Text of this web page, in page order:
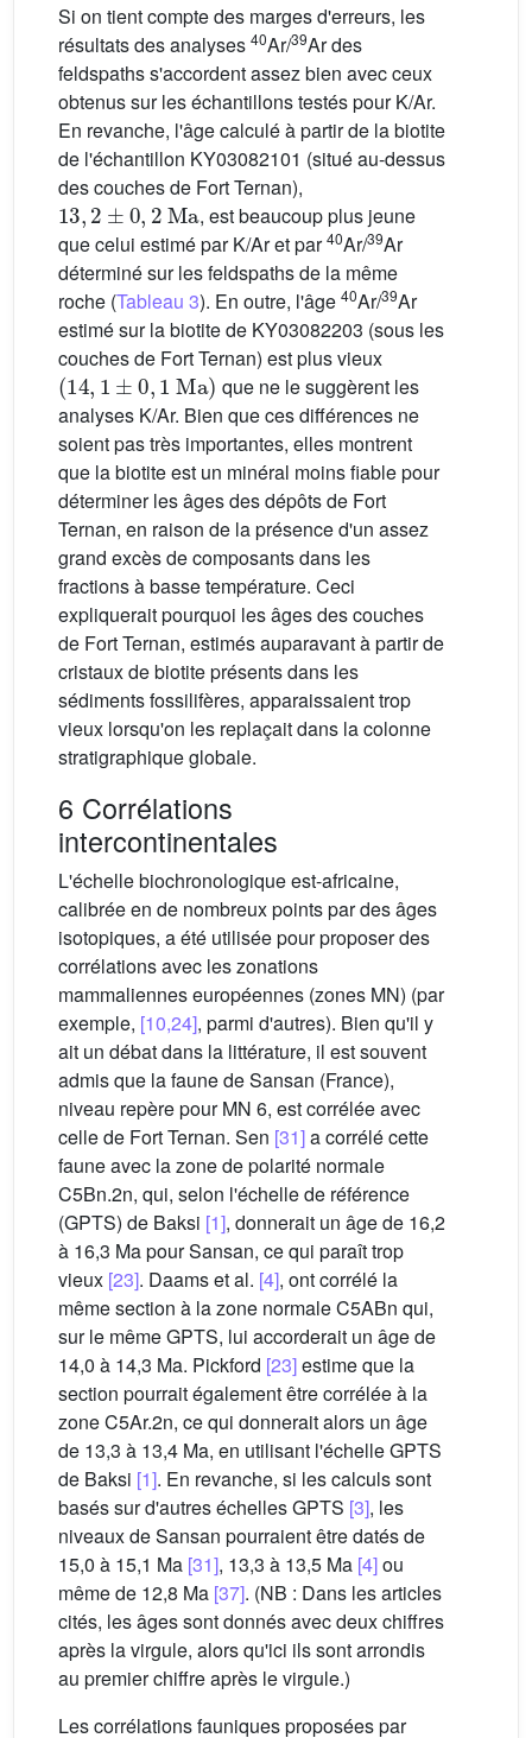
Si on tient compte des marges d'erreurs, les
résultats des analyses 40Ar/39Ar des
feldspaths s'accordent assez bien avec ceux
obtenus sur les échantillons testés pour K/Ar.
En revanche, l'âge calculé à partir de la biotite
de l'échantillon KY03082101 (situé au-dessus
des couches de Fort Ternan),
13,2±0,2Ma
, est beaucoup plus jeune
que celui estimé par K/Ar et par40Ar/39Ar
déterminé sur les feldspaths de la même
roche (Tableau 3). En outre, l'âge 40Ar/39Ar
estimé sur la biotite de KY03082203 (sous les
couches de Fort Ternan) est plus vieux
(14,1±0,1Ma)
que ne le suggèrent les
analyses K/Ar. Bien que ces différences ne
soient pas très importantes, elles montrent
que la biotite est un minéral moins fiable pour
déterminer les âges des dépôts de Fort
Ternan, en raison de la présence d'un assez
grand excès de composants dans les
fractions à basse température. Ceci
expliquerait pourquoi les âges des couches
de Fort Ternan, estimés auparavant à partir de
cristaux de biotite présents dans les
sédiments fossilifères, apparaissaient trop
vieux lorsqu'on les replaçait dans la colonne
stratigraphique globale.
6 Corrélations
intercontinentales
L'échelle biochronologique est-africaine,
calibrée en de nombreux points par des âges
isotopiques, a été utilisée pour proposer des
corrélations avec les zonations
mammaliennes européennes (zones MN) (par
exemple, [10,24], parmi d'autres). Bien qu'il y
ait un débat dans la littérature, il est souvent
admis que la faune de Sansan (France),
niveau repère pour MN 6, est corrélée avec
celle de Fort Ternan. Sen [31]a corrélé cette
faune avec la zone de polarité normale
C5Bn.2n, qui, selon l'échelle de référence
(GPTS) de Baksi [1], donnerait un âge de 16,2
à 16,3 Ma pour Sansan, ce qui paraît trop
vieux [23]. Daams et al. [4], ont corrélé la
même section à la zone normale C5ABn qui,
sur le même GPTS, lui accorderait un âge de
14,0 à 14,3 Ma. Pickford [23]estime que la
section pourrait également être corrélée à la
zone C5Ar.2n, ce qui donnerait alors un âge
de 13,3 à 13,4 Ma, en utilisant l'échelle GPTS
de Baksi [1]. En revanche, si les calculs sont
basés sur d'autres échelles GPTS [3], les
niveaux de Sansan pourraient être datés de
15,0 à 15,1 Ma [31], 13,3 à 13,5 Ma [4]ou
même de 12,8 Ma [37]. (NB : Dans les articles
cités, les âges sont donnés avec deux chiffres
après la virgule, alors qu'ici ils sont arrondis
au premier chiffre après le virgule.)
Les corrélations fauniques proposées par